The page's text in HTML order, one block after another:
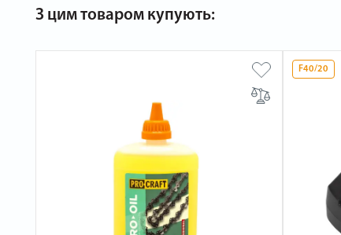
З цим товаром купують:
F40/20